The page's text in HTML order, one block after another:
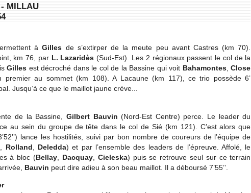
MILLAU
àGilles de s’extirper de la meute peu avant Castres (km 70).
km 76, par L. Lazaridès (Sud-Est). Les 2 régionaux passent le col de la
Gilles est décroché dans le col de la Bassine qui voit Bahamontes,Close
premier au sommet (km 108). A Lacaune (km 117), ce trio possède 6’
Jusqu’à ce que le maillot jaune crève...
de la Bassine, Gilbert Bauvin (Nord-Est Centre) perce. Le leader du
au sein du groupe de tête dans le col de Sié (km 121). C’est alors que
lance les hostilités, suivi par bon nombre de coureurs de l’équipe de
Rolland Deledda) et par l’ensemble des leaders de l’épreuve. Affolé, le
à bloc (Bellay Dacquay, Cieleska) puis se retrouve seul sur ce terrain
Bauvin peut dire adieu à son beau maillot. Il a déboursé 7’55’’.